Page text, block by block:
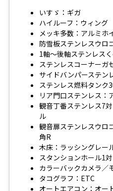
いすゞ：ギガ
ハイルーフ：ウィング
メッキ多数：アルミホ
防雪板ステンレスウロ
1軸～後軸ステンレス
ステンレスコーナーガ
サイドバンパーステン
ステンレス燃料タン
リア門口ステンレス：
観音丁番ステンレス7
ル
観音扉ステンレスウロ
角R
木床：ラッシングレー
スタンションホール1
カラーバックカメラ／
タコグラフ：ETC
オートエアコン：オー